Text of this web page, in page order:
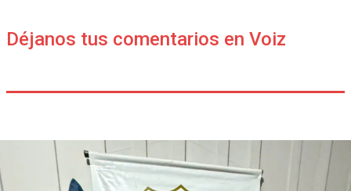
Déjanos tus comentarios en Voiz